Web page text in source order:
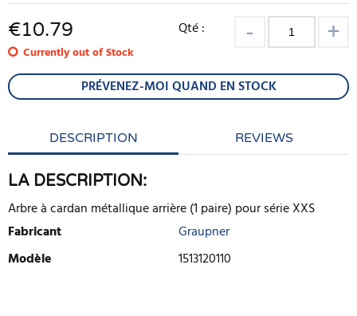
€10.79
Currently out of Stock
Qté :
PRÉVENEZ-MOI QUAND EN STOCK
DESCRIPTION REVIEWS
LA DESCRIPTION:
Arbre à cardan métallique arrière (1 paire) pour série XXS
Fabricant
Graupner
Modèle
1513120110